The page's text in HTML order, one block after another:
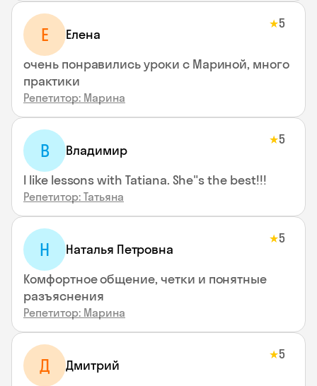
Е Елена
★5
очень понравились уроки с Мариной, много
практики
Репетитор: Марина
В Владимир
★5
I like lessons with Tatiana. She"s the best!!!
Репетитор: Татьяна
Н Наталья Петровна
★5
Комфортное общение, четки и понятные
разъяснения
Репетитор: Марина
Д Дмитрий
★5